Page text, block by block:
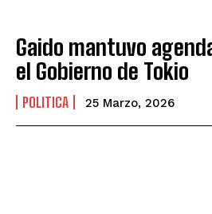
Gaido mantuvo
el Gobierno de Tokio
POLITICA 25 Marzo, 2026